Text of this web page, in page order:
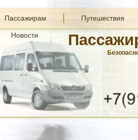
Пассажирам Путешествия
Новости